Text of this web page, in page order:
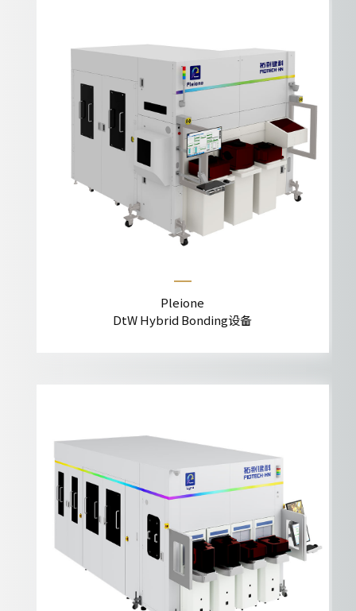
Pleione
DtW Hybrid Bonding设备